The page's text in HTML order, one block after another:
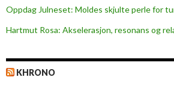
ø
r
s
Oppdag Julneset: Moldes skjulte perle for
Hartmut Rosa: Akselerasjon, resonans og
KHRONO